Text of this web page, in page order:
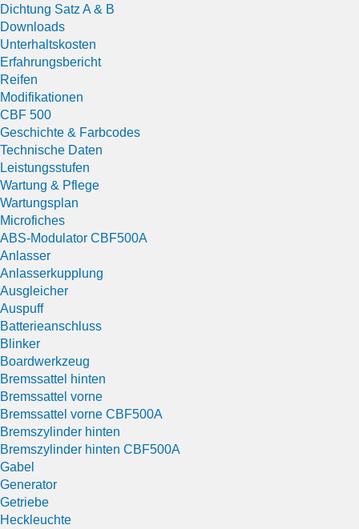
Dichtung Satz A & B
Downloads
Unterhaltskosten
Erfahrungsbericht
Reifen
Modifikationen
CBF 500
Geschichte & Farbcodes
Technische Daten
Leistungsstufen
Wartung & Pflege
Wartungsplan
Microfiches
ABS-Modulator CBF500A
Anlasser
Anlasserkupplung
Ausgleicher
Auspuff
Batterieanschluss
Blinker
Boardwerkzeug
Bremssattel hinten
Bremssattel vorne
Bremssattel vorne CBF500A
Bremszylinder hinten
Bremszylinder hinten CBF500A
Gabel
Generator
Getriebe
Heckleuchte